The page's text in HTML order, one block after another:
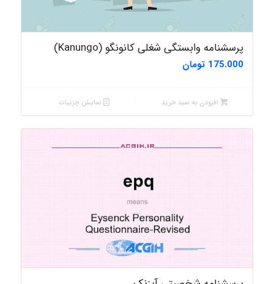
پرسشنامه وابستگی شغلی کانونگو (Kanungo)
175.000 تومان
افزودن به سبد خرید نمایش جزئیات